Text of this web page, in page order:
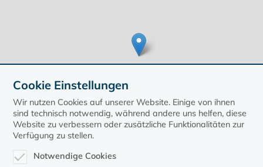
Cookie Einstellungen
Wir nutzen Cookies auf unserer Website. Einige von ihnen
sind technisch notwendig, während andere uns helfen, diese
Website zu verbessern oder zusätzliche Funktionalitäten zur
Verfügung zu stellen.
Notwendige Cookies